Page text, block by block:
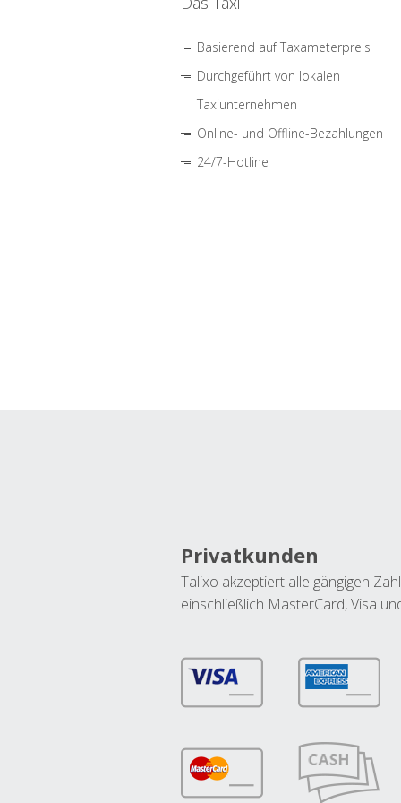
Basierend auf Taxameterpreis
Durchgeführt von lokalen
Taxiunternehmen
Online- und Offline-Bezahlungen
24/7-Hotline
Privatkunden
Talixo akzeptiert alle gängigen
einschließlich MasterCard, Visa